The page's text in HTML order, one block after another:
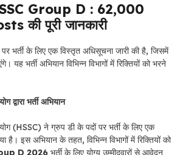
Group D : 62,000
की पूरी जानकारी
भर्ती के लिए एक विस्तृत अधिसूचना जारी की है, जिसमें
यह भर्ती अभियान विभिन्न विभागों में रिक्तियों को भरने
द्वारा भर्ती अभियान
(HSSC) ने ग्रुप डी के पदों पर भर्ती के लिए एक
है। इस अभियान के तहत, विभिन्न विभागों में रिक्तियों को
D 2026 भर्ती के लिए योग्य उम्मीदवारों से आवेदन